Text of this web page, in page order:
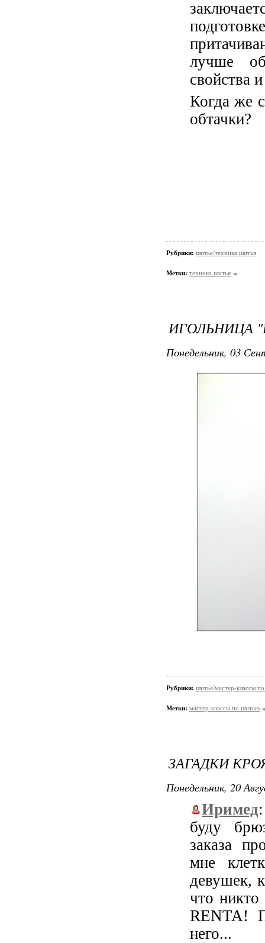
лучше
свойства
Когда же
обтачки?
Рубрики: шитье/техника шитья
Метки: техника шитья
ИГОЛЬНИЦА
Понедельник, 03
Рубрики: шитье/мастер-классы
Метки: мастер-классы по шитью
ЗАГАДКИ
Понедельник, 20
Иримед
буду
заказа
мне
девушек,
что
RENTA!
него...